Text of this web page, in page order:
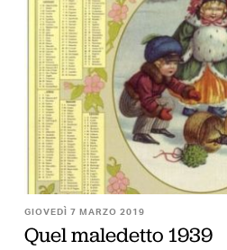
GIOVEDÌ 7 MARZO 2019
Quel maledetto 1939